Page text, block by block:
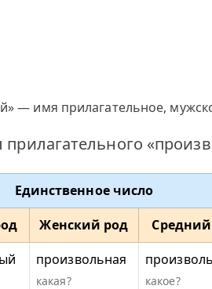
— имя прилагательное,
Единственное число
Женский род
произвольная
какая? какое?